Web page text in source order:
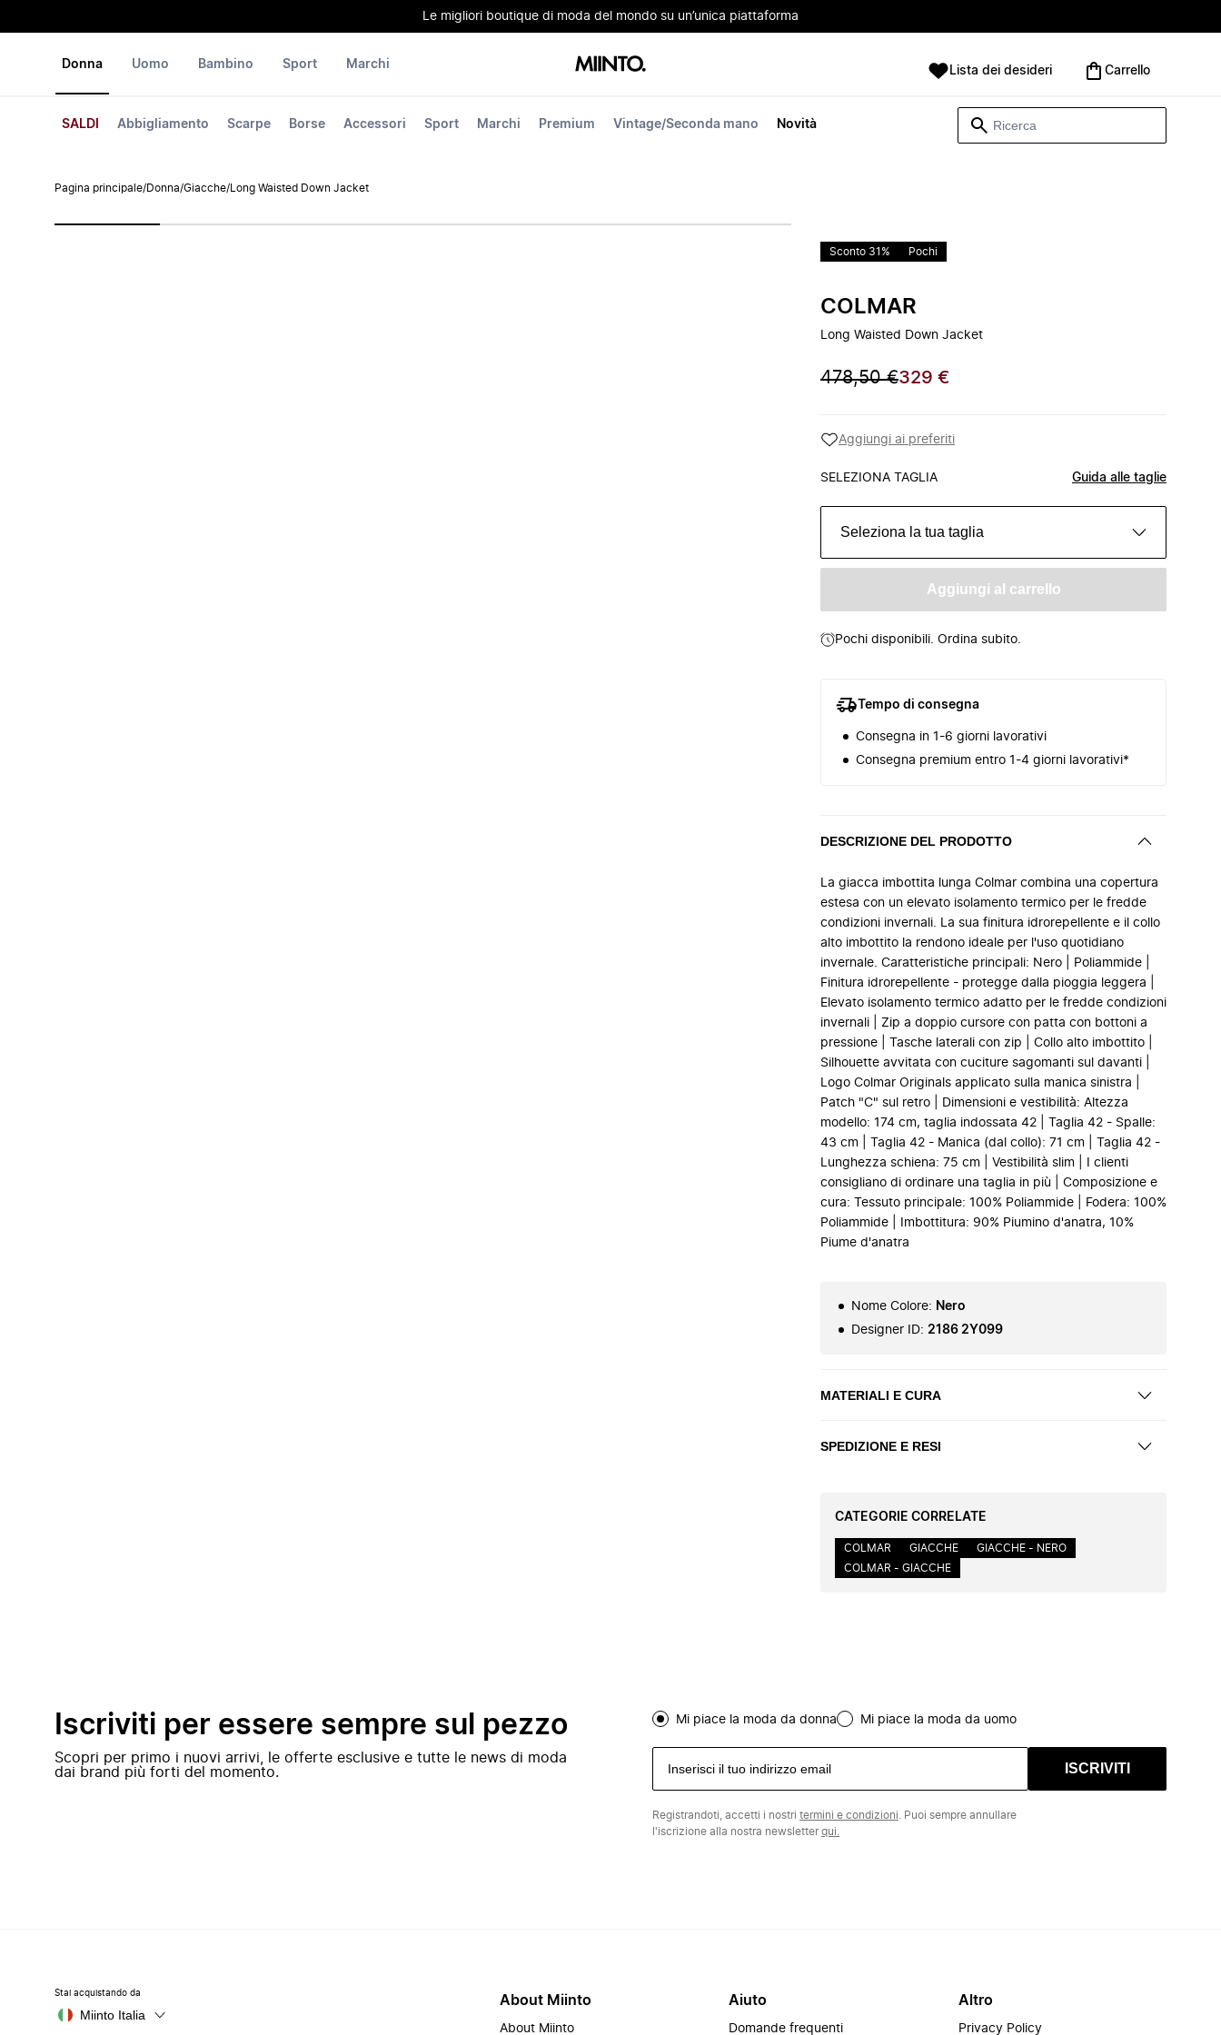
Le migliori boutique di moda del mondo su un’unica piattaforma
Donna
SALDI Abbigliamento Scarpe Borse Accessori Sport Marchi Premium Vintage/Seconda mano Novità
Uomo Bambino Sport Marchi Lista dei desideri Carrello
Pagina principale/Donna/Giacche/ Long Waisted Down Jacket
Sconto 31% Pochi
COLMAR
Long Waisted Down Jacket
478,50 €329 €
Aggiungi ai preferiti
SELEZIONA TAGLIA Guida alle taglie
Seleziona la tua taglia
Aggiungi al carrello
Pochi disponibili. Ordina subito.
Tempo di consegna
Consegna in 1-6 giorni lavorativi
Consegna premium entro 1-4 giorni lavorativi*
DESCRIZIONE DEL PRODOTTO
La giacca imbottita lunga Colmar combina una copertura
estesa con un elevato isolamento termico per le fredde
condizioni invernali. La sua finitura idrorepellente e il collo
alto imbottito la rendono ideale per l'uso quotidiano
invernale. Caratteristiche principali: Nero | Poliammide |
Finitura idrorepellente - protegge dalla pioggia leggera |
Elevato isolamento termico adatto per le fredde condizioni
invernali | Zip a doppio cursore con patta con bottoni a
pressione | Tasche laterali con zip | Collo alto imbottito |
Silhouette avvitata con cuciture sagomanti sul davanti |
Logo Colmar Originals applicato sulla manica sinistra |
Patch "C" sul retro | Dimensioni e vestibilità: Altezza
modello: 174 cm, taglia indossata 42 | Taglia 42 - Spalle:
43 cm | Taglia 42 - Manica (dal collo): 71 cm | Taglia 42 -
Lunghezza schiena: 75 cm | Vestibilità slim | I clienti
consigliano di ordinare una taglia in più | Composizione e
cura: Tessuto principale: 100% Poliammide | Fodera: 100%
Poliammide | Imbottitura: 90% Piumino d'anatra, 10%
Piume d'anatra
Nome Colore: Nero
Designer ID: 2186 2Y099
MATERIALI E CURA
SPEDIZIONE E RESI
CATEGORIE CORRELATE
COLMAR GIACCHE
GIACCHE - NERO
COLMAR - GIACCHE
Iscriviti per essere sempre sul pezzo
Scopri per primo i nuovi arrivi, le offerte esclusive e tutte le news di moda
dai brand più forti del momento.
Mi piace la moda da donna Mi piace la moda da uomo
ISCRIVITI
Registrandoti, accetti i nostri termini e condizioni . Puoi sempre annullare
l'iscrizione alla nostra newsletterqui.
Stai acquistando da
Miinto Italia
About Miinto
About Miinto
Aiuto
Domande frequenti
Altro
Privacy Policy